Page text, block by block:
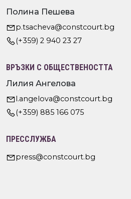
Полина Пешева
p.tsacheva@constcourt.bg
(+359) 2 940 23 27
ВРЪЗКИ С ОБЩЕСТВЕНОСТТА
Лилия Ангелова
l.angelova@constcourt.bg
(+359) 885 166 075
ПРЕССЛУЖБА
press@constcourt.bg